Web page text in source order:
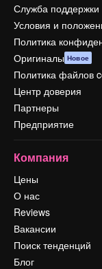
Служба поддержки
Условия и
Политика
Оригиналы Новое
Политика файлов
Центр доверия
Партнеры
Предприятие
Компания
Цены
О нас
Reviews
Вакансии
Поиск тенденций
Блог